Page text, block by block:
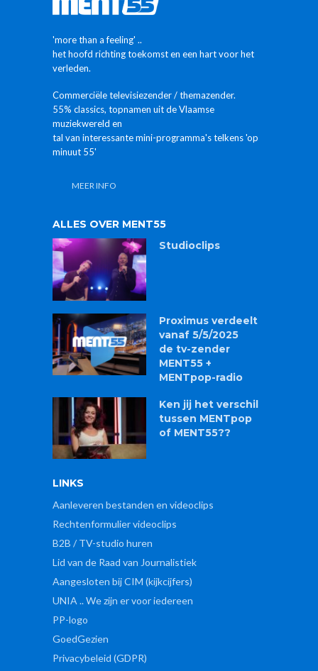
'more than a feeling' ..
het hoofd richting toekomst en een hart voor het
verleden.
Commerciële televisiezender / themazender.
55% classics, topnamen uit de Vlaamse
muziekwereld en
tal van interessante mini-programma's telkens 'op
minuut 55'
MEER INFO
ALLES OVER MENT55
Studioclips
Proximus verdeelt
vanaf 5/5/2025
de tv-zender
MENT55 +
MENTpop-radio
Ken jij het verschil
tussen MENTpop
of MENT55??
LINKS
Aanleveren bestanden en videoclips
Rechtenformulier videoclips
B2B / TV-studio huren
Lid van de Raad van Journalistiek
Aangesloten bij CIM (kijkcijfers)
UNIA .. We zijn er voor iedereen
PP-logo
GoedGezien
Privacybeleid (GDPR)